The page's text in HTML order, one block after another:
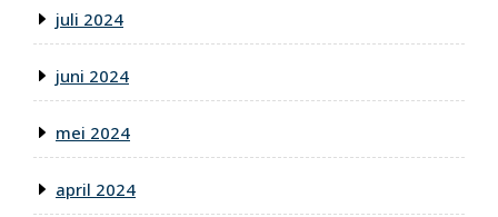
juli 2024
juni 2024
mei 2024
april 2024